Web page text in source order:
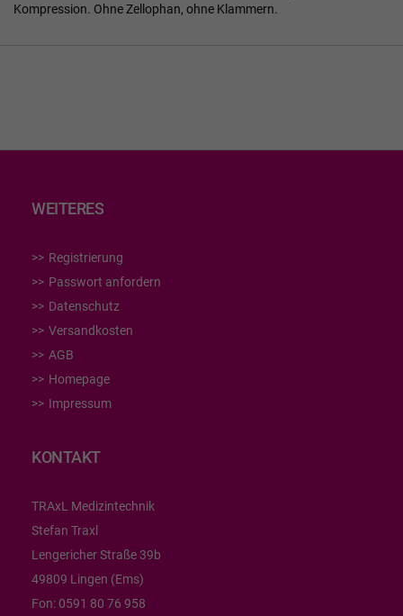
Kompression. Ohne Zellophan, ohne Klammern.
WEITERES
Registrierung
Passwort anfordern
Datenschutz
Versandkosten
AGB
Homepage
Impressum
KONTAKT
TRAxL Medizintechnik
Stefan Traxl
Lengericher Straße 39b
49809 Lingen (Ems)
Fon: 0591 80 76 958